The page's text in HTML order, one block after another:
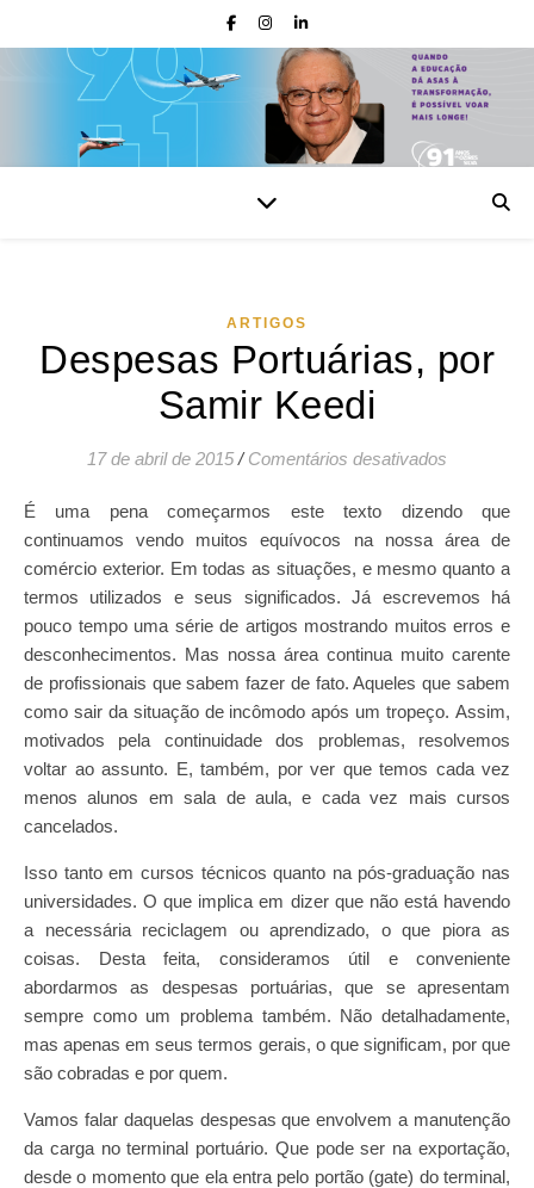
ARTIGOS
Despesas Portuárias, por
Samir Keedi
17 de abril de 2015 / Comentários desativados
É uma pena começarmos este texto dizendo que
continuamos vendo muitos equívocos na nossa área de
comércio exterior. Em todas as situações, e mesmo quanto a
termos utilizados e seus significados. Já escrevemos há
pouco tempo uma série de artigos mostrando muitos erros e
desconhecimentos. Mas nossa área continua muito carente
de profissionais que sabem fazer de fato. Aqueles que sabem
como sair da situação de incômodo após um tropeço. Assim,
motivados pela continuidade dos problemas, resolvemos
voltar ao assunto. E, também, por ver que temos cada vez
menos alunos em sala de aula, e cada vez mais cursos
cancelados.
Isso tanto em cursos técnicos quanto na pós-graduação nas
universidades. O que implica em dizer que não está havendo
a necessária reciclagem ou aprendizado, o que piora as
coisas. Desta feita, consideramos útil e conveniente
abordarmos as despesas portuárias, que se apresentam
sempre como um problema também. Não detalhadamente,
mas apenas em seus termos gerais, o que significam, por que
são cobradas e por quem.
Vamos falar daquelas despesas que envolvem a manutenção
da carga no terminal portuário. Que pode ser na exportação,
desde o momento que ela entra pelo portão (gate) do terminal,